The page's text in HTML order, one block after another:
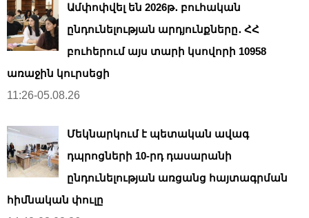
Ամփոփվել են 2026թ․ բուհական
ընդունելության արդյունքները․ ՀՀ
բուհերում այս տարի կսովորի 10958
առաջին կուրսեցի
11:26-05.08.26
Մեկնարկում է պետական ավագ
դպրոցների 10-րդ դասարանի
ընդունելության առցանց հայտագրման
հիմնական փուլը